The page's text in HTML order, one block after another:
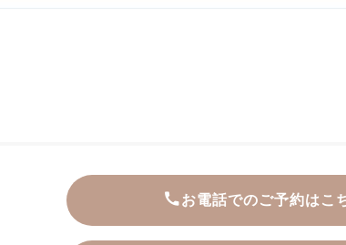
お電話でのご予約はこ